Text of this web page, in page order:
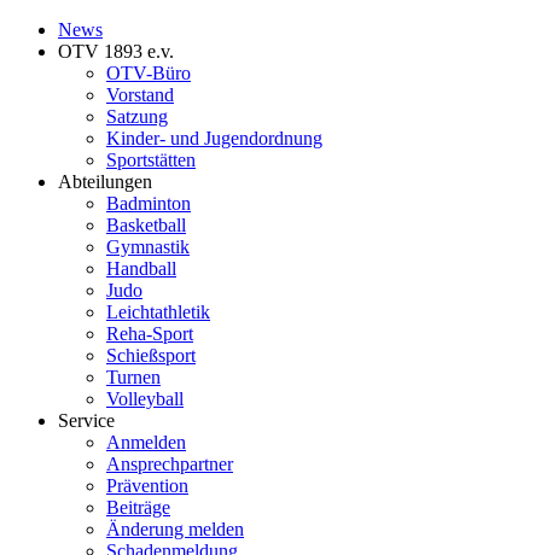
News
OTV 1893 e.v.
OTV-Büro
Vorstand
Satzung
Kinder- und Jugendordnung
Sportstätten
Abteilungen
Badminton
Basketball
Gymnastik
Handball
Judo
Leichtathletik
Reha-Sport
Schießsport
Turnen
Volleyball
Service
Anmelden
Ansprechpartner
Prävention
Beiträge
Änderung melden
Schadenmeldung